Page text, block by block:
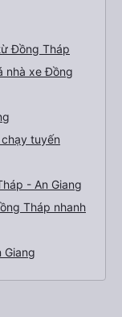
Đồng Tháp
nhà xe Đồng
tuyến
- An Giang
Tháp nhanh